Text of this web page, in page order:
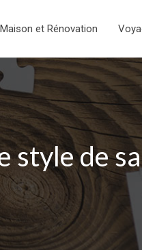
Maison et Rénovation
style de